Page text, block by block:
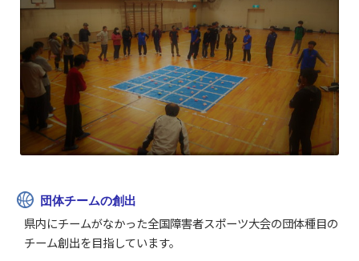
団体チームの創出
県内にチームがなかった全国障害者スポーツ大会の団体種目の
チーム創出を目指しています。